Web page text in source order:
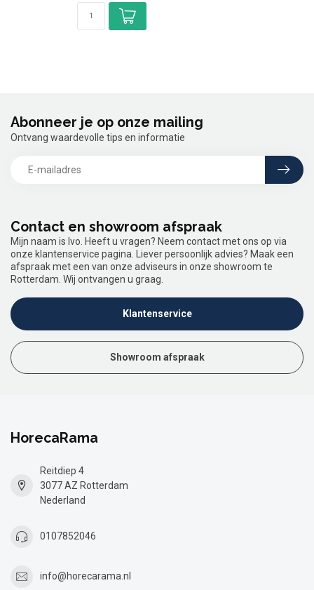
Contact en showroom afspraak
Mijn naam is Ivo. Heeft u vragen? Neem contact met ons op via
onze klantenservice pagina. Liever persoonlijk advies? Maak een
afspraak met een van onze adviseurs in onze showroom te
Rotterdam. Wij ontvangen u graag.
Klantenservice
Showroom afspraak
Abonneer je op onze mailing
Ontvang waardevolle tips en informatie
HorecaRama
Reitdiep 4
3077 AZ Rotterdam
Nederland
0107852046
info@horecarama.nl